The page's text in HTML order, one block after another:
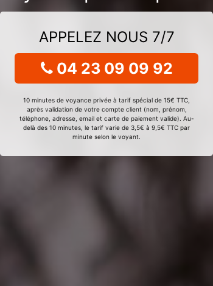
APPELEZ NOUS 7/7
04 23 09 09 92
10 minutes de voyance privée à tarif spécial de 15€ TTC,
après validation de votre compte client (nom, prénom,
téléphone, adresse, email et carte de paiement valide). Au-
delà des 10 minutes, le tarif varie de 3,5€ à 9,5€ TTC par
minute selon le voyant.